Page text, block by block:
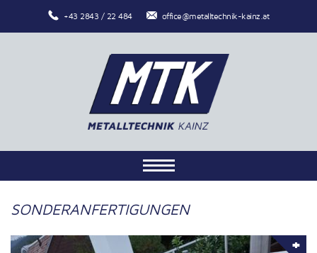
+43 2843 / 22 484 office@metalltechnik-kainz.at
SONDERANFERTIGUNGEN